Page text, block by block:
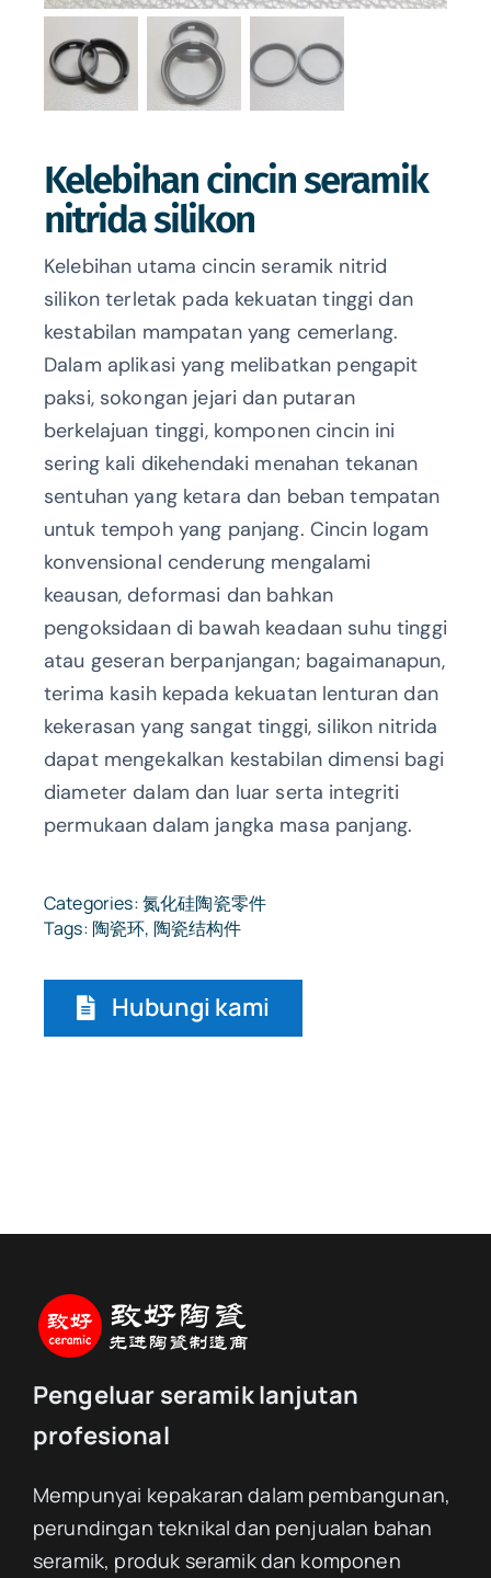
Kelebihan cincin seramik
nitrida silikon
Kelebihan utama cincin seramik nitrid
silikon terletak pada kekuatan tinggi dan
kestabilan mampatan yang cemerlang.
Dalam aplikasi yang melibatkan pengapit
paksi, sokongan jejari dan putaran
berkelajuan tinggi, komponen cincin ini
sering kali dikehendaki menahan tekanan
sentuhan yang ketara dan beban tempatan
untuk tempoh yang panjang. Cincin logam
konvensional cenderung mengalami
keausan, deformasi dan bahkan
pengoksidaan di bawah keadaan suhu tinggi
atau geseran berpanjangan; bagaimanapun,
terima kasih kepada kekuatan lenturan dan
kekerasan yang sangat tinggi, silikon nitrida
dapat mengekalkan kestabilan dimensi bagi
diameter dalam dan luar serta integriti
permukaan dalam jangka masa panjang.
Categories:氮化硅陶瓷零件
Tags: 陶瓷环, 陶瓷结构件
Hubungi kami
Pengeluar seramik lanjutan
profesional
Mempunyai kepakaran dalam pembangunan,
perundingan teknikal dan penjualan bahan
seramik, produk seramik dan komponen